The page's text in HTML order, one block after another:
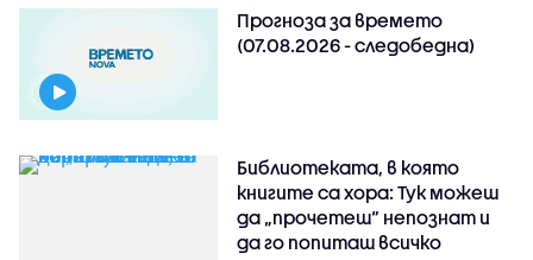
Прогноза за времето
(07.08.2026 - следобедна)
Библиотеката, в която
книгите са хора: Тук можеш
да „прочетеш“ непознат и
да го попиташ всичко